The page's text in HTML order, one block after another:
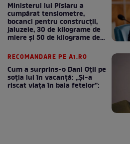
Ministerul lui Pîslaru a
cumpărat tensiometre,
bocanci pentru construcții,
jaluzele, 30 de kilograme de
miere și 50 de kilograme de
RECOMANDARE PE A1.RO
Cum a surprins-o Dani Oțil pe
soția lui în vacanță: „Și-a
riscat viața în baia fetelor”: